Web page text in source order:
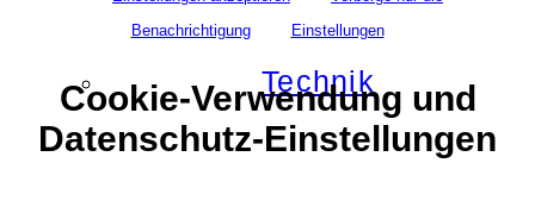
Technik
Benachrichtigung
Einstellungen
Cookie-Verwendung und
Datenschutz-Einstellungen